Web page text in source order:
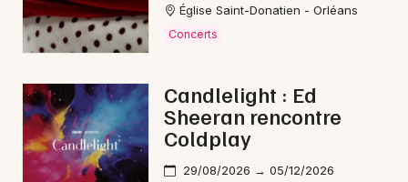
Église Saint-Donatien - Orléans
Concerts
Candlelight : Ed
Sheeran rencontre
Coldplay
29/08/2026 → 05/12/2026